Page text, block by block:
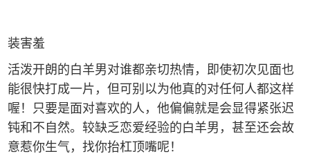
装害羞
活泼开朗的白羊男对谁都亲切热情，即使初次见面也
能很快打成一片，但可别以为他真的对任何人都这样
喔！只要是面对喜欢的人，他偏偏就是会显得紧张迟
钝和不自然。较缺乏恋爱经验的白羊男，甚至还会故
意惹你生气，找你抬杠顶嘴呢！